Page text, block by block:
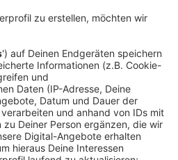
der Leiplanke kollidiert.
beschädigt und Diesel lief
ein angrenzendes Feld und
wurden verunreinigt. Die
im Bach und streute
Untere Wasserbehörde des
Zur Dekontamination
werden. Die
eine Fachfirma